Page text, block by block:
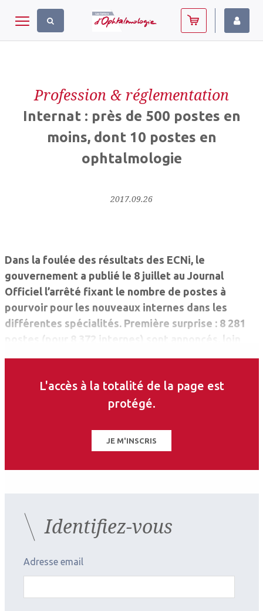
Toggle navigation
Profession & réglementation
Internat : près de 500 postes en
moins, dont 10 postes en
ophtalmologie
2017.09.26
Dans la foulée des résultats des ECNi, le
gouvernement a publié le 8 juillet au Journal
Officiel l’arrêté fixant le nombre de postes à
pourvoir pour les nouveaux internes dans les
différentes spécialités. Première surprise : 8 281
postes (pour 8 372 internes) sont annoncés, loin
L'accès à la totalité de la page est
protégé.
JE M'INSCRIS
Identifiez-vous
Adresse email
Panneau de gestion des cookies